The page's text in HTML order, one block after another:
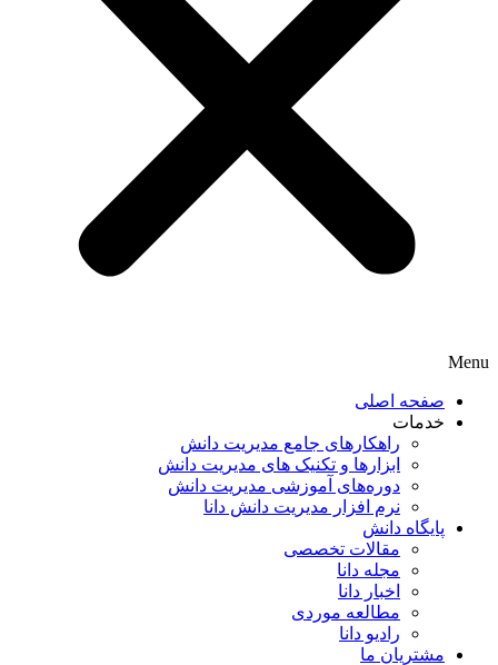
Menu
صفحه اصلی
خدمات
راهکارهای جامع مدیریت دانش
ابزارها و تکنیک‌ های مدیریت دانش
دوره‌های آموزشی مدیریت دانش
نرم افزار مدیریت دانش دانا
پایگاه دانش
مقالات تخصصی
مجله دانا
اخبار دانا
مطالعه موردی
رادیو دانا
مشتریان ما